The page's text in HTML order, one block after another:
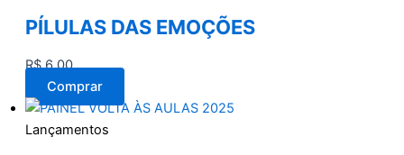
PÍLULAS DAS EMOÇÕES
R$6,00
Comprar
Lançamentos